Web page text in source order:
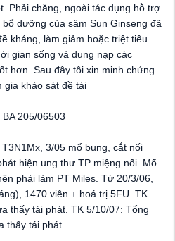
Phải chăng, ngoài tác dụng hỗ trợ
dưỡng của sâm Sun Ginseng đã
kháng, làm giảm hoặc triệt tiêu
gian sống và dung nạp các
hơn. Sau đây tôi xin minh chứng
gia khảo sát đề tài
205/06503
3/05 mổ bụng, cắt nối
hiện ung thư TP miệng nối. Mổ
phải làm PT Miles. Từ 20/3/06,
1470 viên + hoá trị 5FU. TK
thấy tái phát. TK 5/10/07: Tổng
thấy tái phát.